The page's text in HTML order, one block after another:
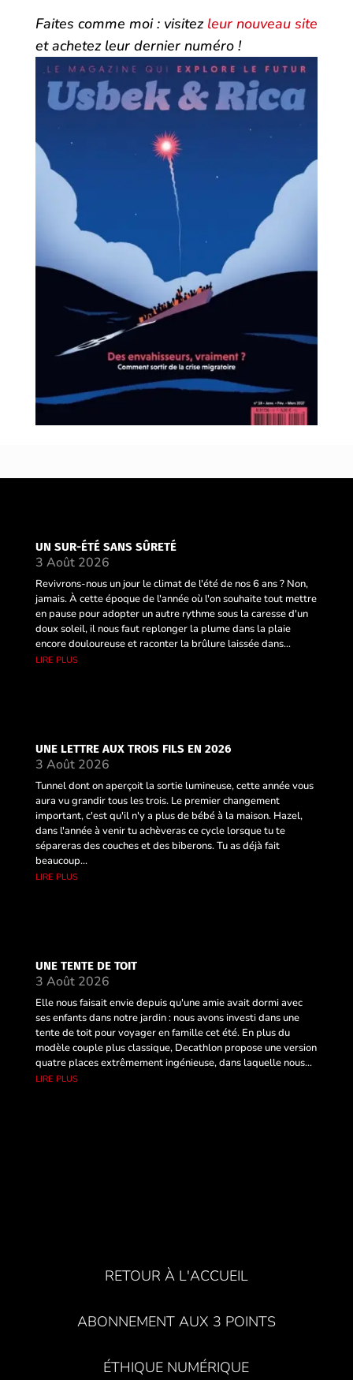
Faites comme moi : visitez leur nouveau site
et achetez leur dernier numéro !
UN SUR-ÉTÉ SANS SÛRETÉ
3 Août 2026
Revivrons-nous un jour le climat de l'été de nos 6 ans ? Non,
jamais. À cette époque de l'année où l'on souhaite tout mettre
en pause pour adopter un autre rythme sous la caresse d'un
doux soleil, il nous faut replonger la plume dans la plaie
encore douloureuse et raconter la brûlure laissée dans...
lire plus
UNE LETTRE AUX TROIS FILS EN 2026
3 Août 2026
Tunnel dont on aperçoit la sortie lumineuse, cette année vous
aura vu grandir tous les trois. Le premier changement
important, c'est qu'il n'y a plus de bébé à la maison. Hazel,
dans l'année à venir tu achèveras ce cycle lorsque tu te
sépareras des couches et des biberons. Tu as déjà fait
beaucoup...
lire plus
UNE TENTE DE TOIT
3 Août 2026
Elle nous faisait envie depuis qu'une amie avait dormi avec
ses enfants dans notre jardin : nous avons investi dans une
tente de toit pour voyager en famille cet été. En plus du
modèle couple plus classique, Decathlon propose une version
quatre places extrêmement ingénieuse, dans laquelle nous...
lire plus
RETOUR À L'ACCUEIL
ABONNEMENT AUX 3 POINTS
ÉTHIQUE NUMÉRIQUE